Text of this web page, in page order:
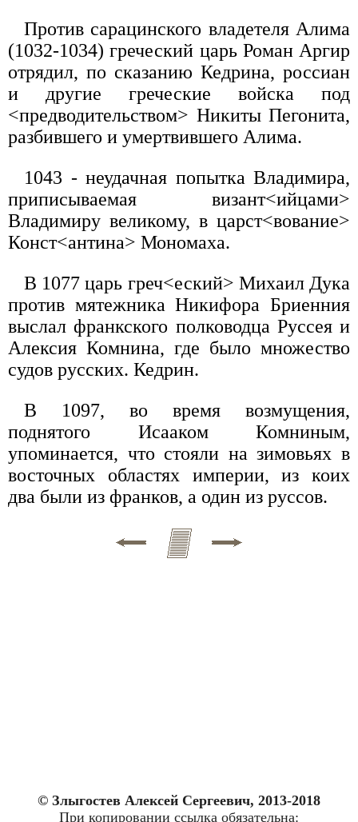
Против сарацинского владетеля Алима
(1032-1034) греческий царь Роман Аргир
отрядил, по сказанию Кедрина, россиан
и другие греческие войска под
<предводительством> Никиты Пегонита,
разбившего и умертвившего Алима.
1043 - неудачная попытка Владимира,
приписываемая визант<ийцами>
Владимиру великому, в царст<вование>
Конст<антина> Мономаха.
В 1077 царь греч<еский> Михаил Дука
против мятежника Никифора Бриенния
выслал франкского полководца Руссея и
Алексия Комнина, где было множество
судов русских. Кедрин.
В 1097, во время возмущения,
поднятого Исааком Комниным,
упоминается, что стояли на зимовьях в
восточных областях империи, из коих
два были из франков, а один из руссов.
© Злыгостев Алексей Сергеевич, 2013-2018
При копировании ссылка обязательна: